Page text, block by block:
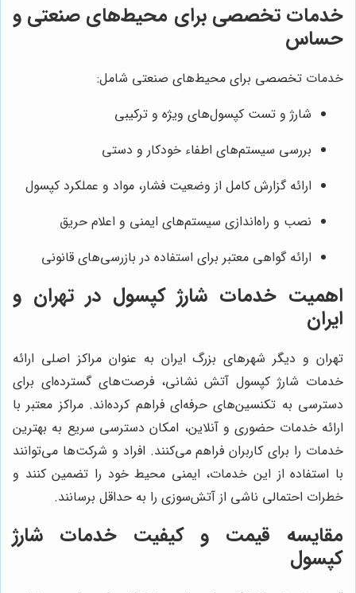
خدمات تخصصی برای محیط‌های صنعتی و
حساس
خدمات تخصصی برای محیط‌های صنعتی شامل:
شارژ و تست کپسول‌های ویژه و ترکیبی
بررسی سیستم‌های اطفاء خودکار و دستی
ارائه گزارش کامل از وضعیت فشار، مواد و عملکرد کپسول
نصب و راه‌اندازی سیستم‌های ایمنی و اعلام حریق
ارائه گواهی معتبر برای استفاده در بازرسی‌های قانونی
اهمیت خدمات شارژ کپسول در تهران و
ایران
تهران و دیگر شهرهای بزرگ ایران به عنوان مراکز اصلی ارائه
خدمات شارژ کپسول آتش نشانی، فرصت‌های گسترده‌ای برای
دسترسی به تکنسین‌های حرفه‌ای فراهم کرده‌اند. مراکز معتبر با
ارائه خدمات حضوری و آنلاین، امکان دسترسی سریع به بهترین
خدمات را برای کاربران فراهم می‌کنند. افراد و شرکت‌ها می‌توانند
با استفاده از این خدمات، ایمنی محیط خود را تضمین کنند و
خطرات احتمالی ناشی از آتش‌سوزی را به حداقل برسانند.
مقایسه قیمت و کیفیت خدمات شارژ
کپسول